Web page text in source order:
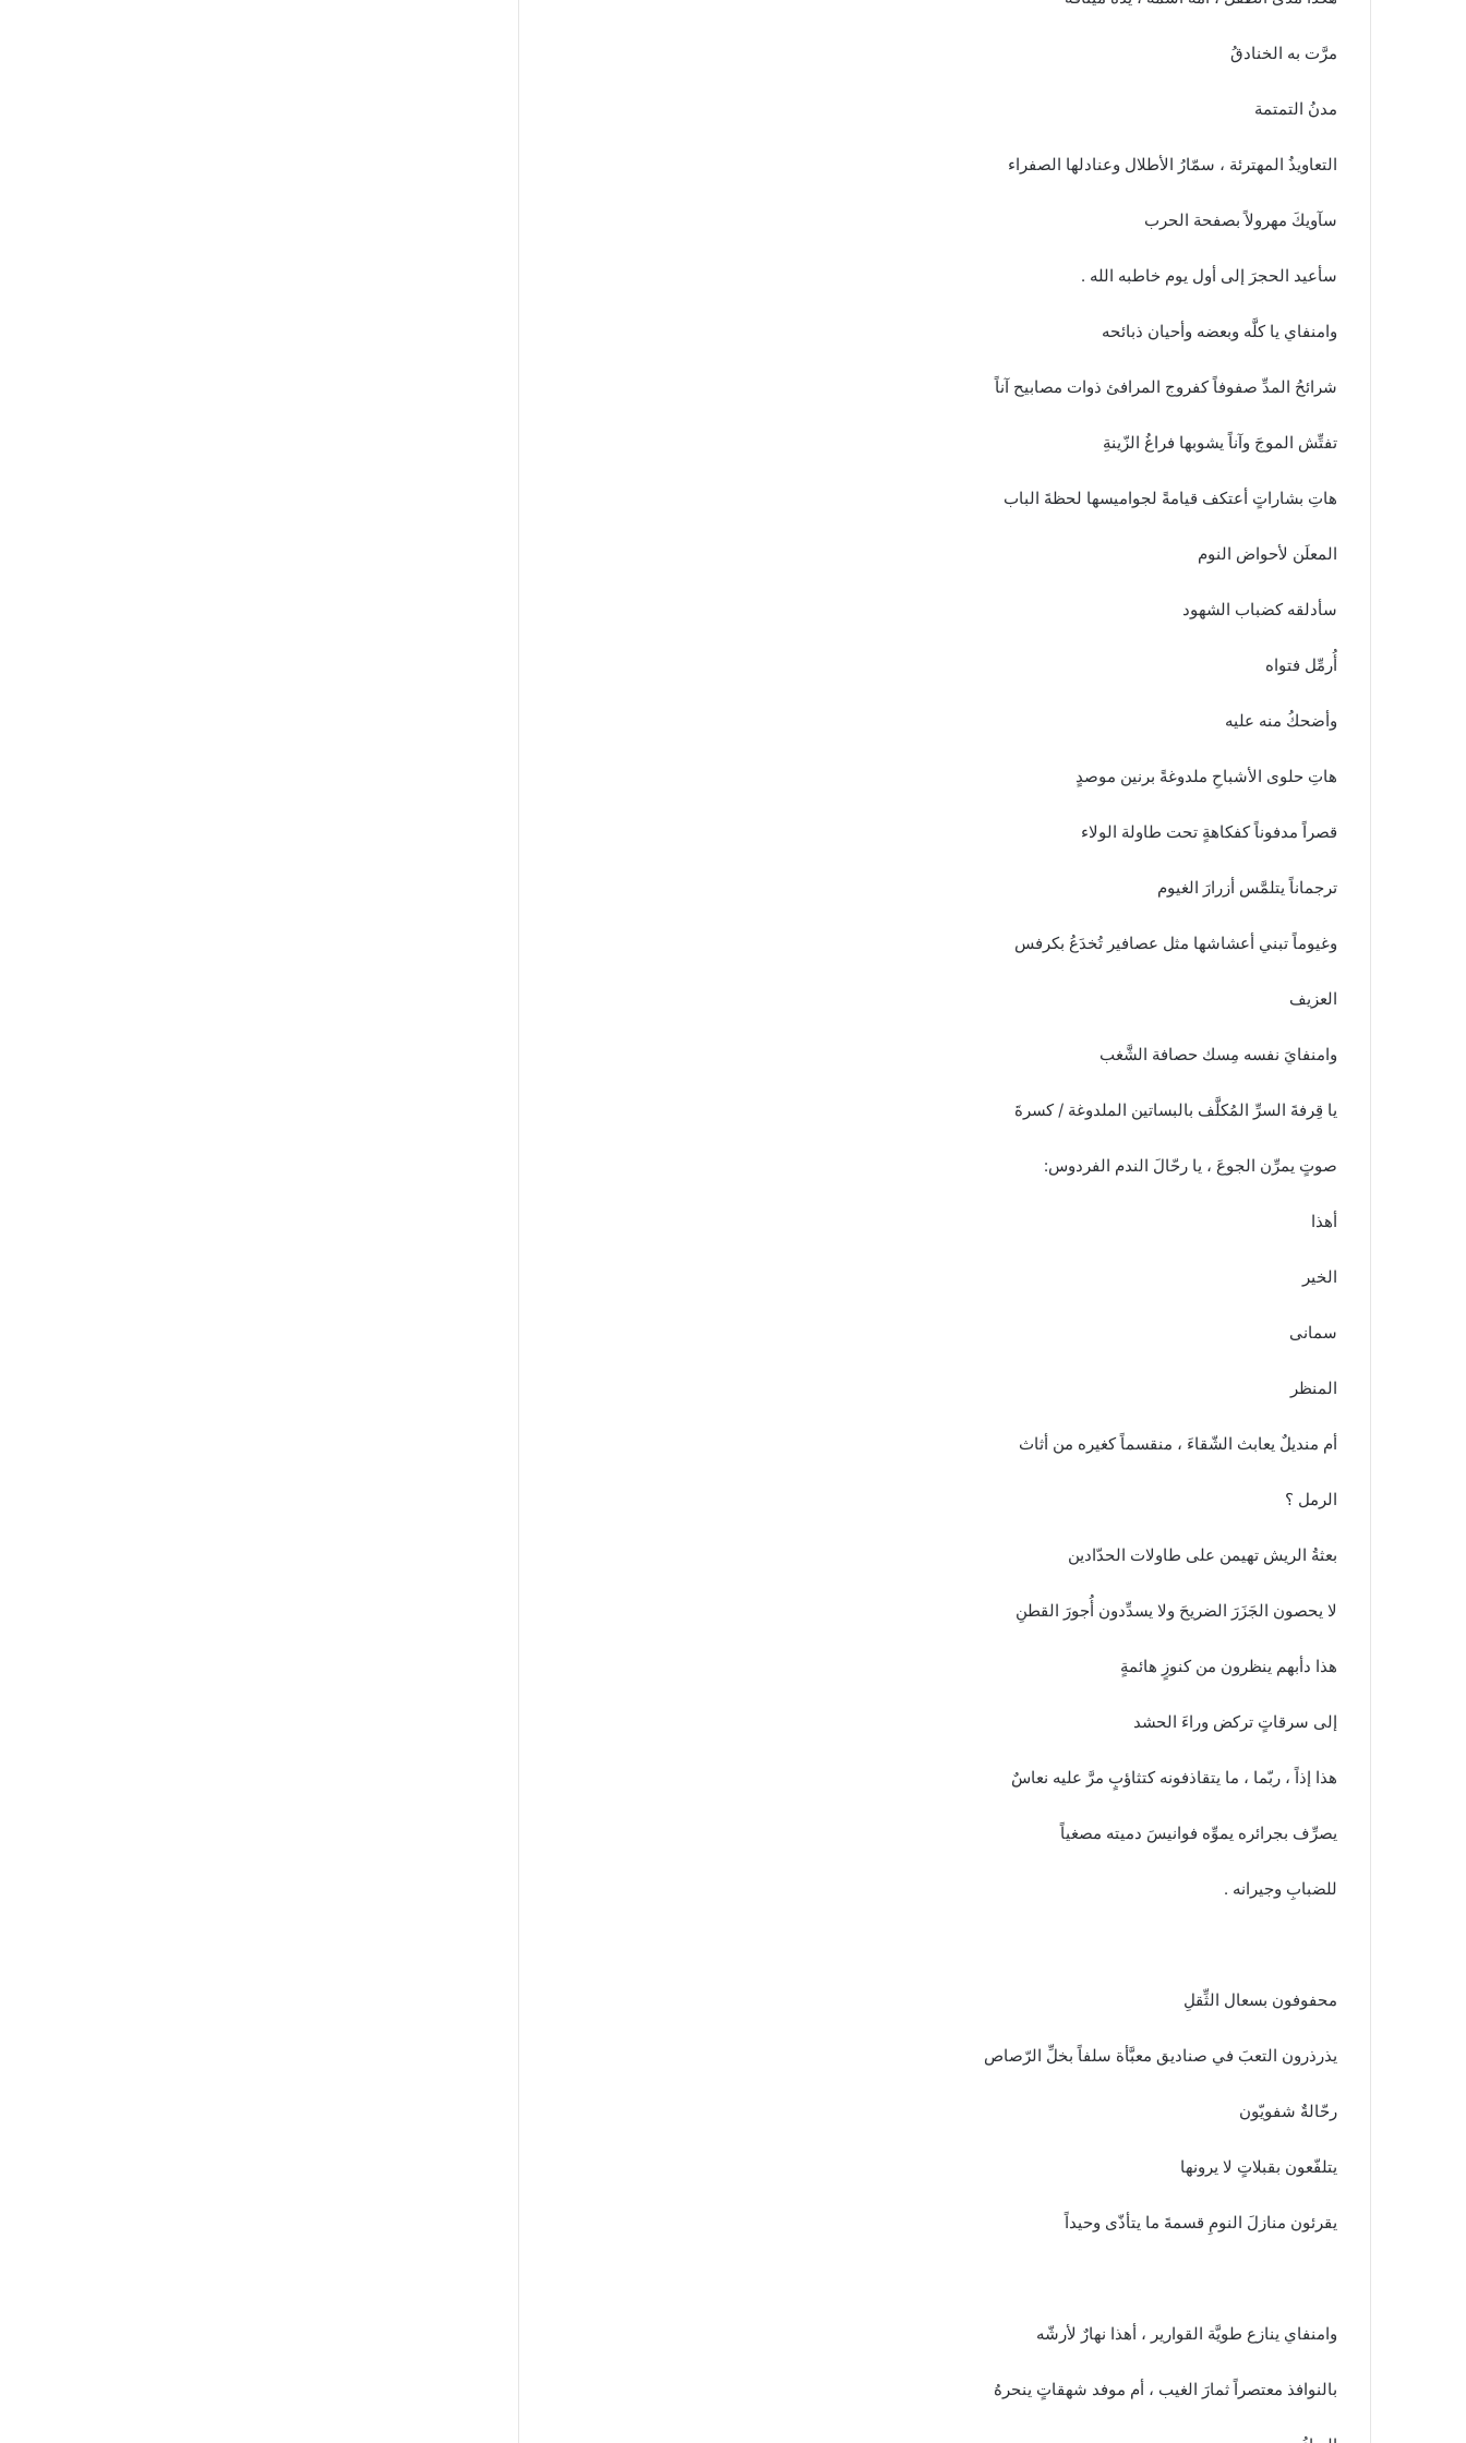
مرَّت به الخنادقُ
مدنُ التمتمة
التعاويذُ المهترئة ، سمّارُ الأطلال وعنادلها الصفراء
سآويكَ مهرولاً بصفحة الحرب
سأعيد الحجرَ إلى أول يوم خاطبه الله .
وامنفاي يا كلَّه وبعضه وأحيان ذبائحه
شرائحُ المدِّ صفوفاً كفروج المرافئ ذوات مصابيح آناً
تفتِّش الموجَ وآناً يشوبها فراغُ الزّينةِ
هاتِ بشاراتٍ أعتكف قيامةً لجواميسها لحظةَ الباب
المعلَن لأحواض النوم
سأدلقه كضباب الشهود
أُرمِّل فتواه
وأضحكُ منه عليه
هاتِ حلوى الأشباحِ ملدوغةً برنين موصدٍ
قصراً مدفوناً كفكاهةٍ تحت طاولة الولاء
ترجماناً يتلمَّس أزرارَ الغيوم
وغيوماً تبني أعشاشها مثل عصافير تُخدَعُ بكرفس
العزيف
وامنفايَ نفسه مِسك حصافة الشَّغب
يا قِرفةَ السرِّ المُكلَّف بالبساتين الملدوغة / كسرةَ
صوتٍ يمرِّن الجوعَ ، يا رحّالَ الندم الفردوس:
أهذا
الخير
سمانى
المنظر
أم منديلٌ يعابث الشّقاءَ ، منقسماً كغيره من أثاث
الرمل ؟
بعثةُ الريش تهيمن على طاولات الحدّادين
لا يحصون الجَزَرَ الضريحَ ولا يسدِّدون أُجورَ القطنِ
هذا دأبهم ينظرون من كنوزٍ هائمةٍ
إلى سرقاتٍ تركض وراءَ الحشد
هذا إذاً ، ربّما ، ما يتقاذفونه كتثاؤبٍ مرَّ عليه نعاسٌ
يصرِّف بجرائره يموِّه فوانيسَ دميته مصغياً
للضبابِ وجيرانه .
محفوفون بسعال الثِّقلِ
يذرذرون التعبَ في صناديق معبَّأة سلفاً بخلِّ الرّصاص
رحّالةٌ شفويّون
يتلفّعون بقبلاتٍ لا يرونها
يقرئون منازلَ النومِ قسمةَ ما يتأذّى وحيداً
وامنفاي ينازع طويَّة القوارير ، أهذا نهارٌ لأرشّه
بالنوافذ معتصراً ثمارَ الغيب ، أم موفد شهقاتٍ ينحرهُ